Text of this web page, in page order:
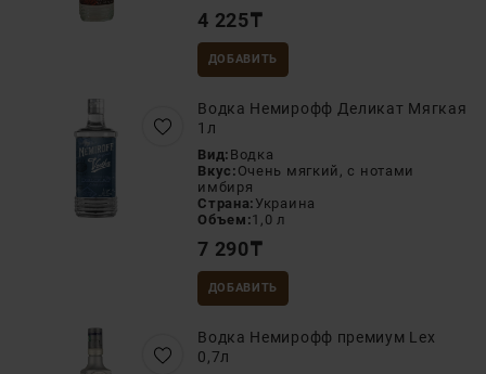
4 225₸
ДОБАВИТЬ
Водка Немирофф Деликат Мягкая
1л
Вид: Водка
Вкус: Очень мягкий, с нотами
имбиря
Страна: Украина
Объем:1,0 л
7 290₸
ДОБАВИТЬ
Водка Немирофф премиум Lex
0,7л